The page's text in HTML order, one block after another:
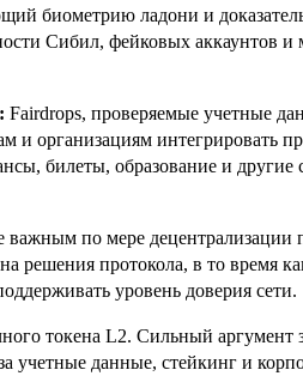
биометрию ладони и
Сибил, фейковых аккаунтов и
Fairdrops, проверяемые учетные
и организациям интегрировать
билеты, образование и другие
важным по мере децентрализации
решения протокола, в то время
уровень доверия сети.
токена L2. Сильный аргумент
учетные данные, стейкинг и